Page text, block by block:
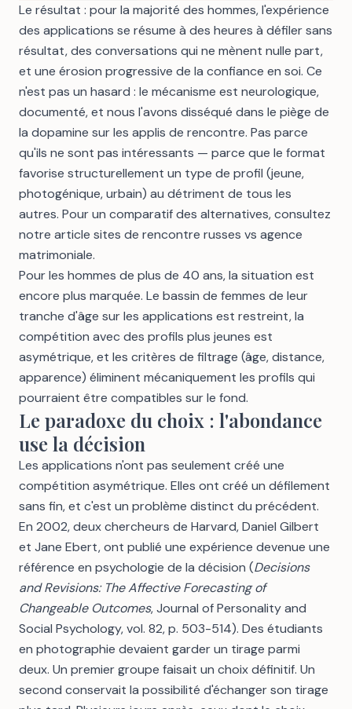
Le résultat : pour la majorité des hommes, l'expérience
des applications se résume à des heures à défiler sans
résultat, des conversations qui ne mènent nulle part,
et une érosion progressive de la confiance en soi. Ce
n'est pas un hasard : le mécanisme est neurologique,
documenté, et nous l'avons disséqué dans le piège de
la dopamine sur les applis de rencontre. Pas parce
qu'ils ne sont pas intéressants — parce que le format
favorise structurellement un type de profil (jeune,
photogénique, urbain) au détriment de tous les
autres. Pour un comparatif des alternatives, consultez
notre article sites de rencontre russes vs agence
matrimoniale.
Pour les hommes de plus de 40 ans, la situation est
encore plus marquée. Le bassin de femmes de leur
tranche d'âge sur les applications est restreint, la
compétition avec des profils plus jeunes est
asymétrique, et les critères de filtrage (âge, distance,
apparence) éliminent mécaniquement les profils qui
pourraient être compatibles sur le fond.
Le paradoxe du choix : l'abondance
use la décision
Les applications n'ont pas seulement créé une
compétition asymétrique. Elles ont créé un défilement
sans fin, et c'est un problème distinct du précédent.
En 2002, deux chercheurs de Harvard, Daniel Gilbert
et Jane Ebert, ont publié une expérience devenue une
référence en psychologie de la décision (Decisions
and Revisions: The Affective Forecasting of
Changeable Outcomes, Journal of Personality and
Social Psychology, vol. 82, p. 503-514). Des étudiants
en photographie devaient garder un tirage parmi
deux. Un premier groupe faisait un choix définitif. Un
second conservait la possibilité d'échanger son tirage